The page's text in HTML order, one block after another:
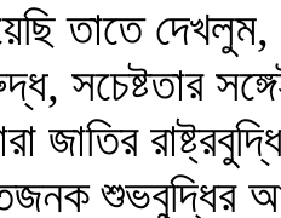
তাতে দেখলুম,
সচেষ্টতার
জাতির
শুভবুদ্ধির